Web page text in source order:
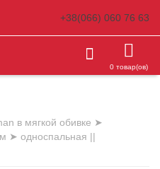
+38(066) 060 76 63
0 товар(ов)
в мягкой обивке ➤
➤ односпальная ||